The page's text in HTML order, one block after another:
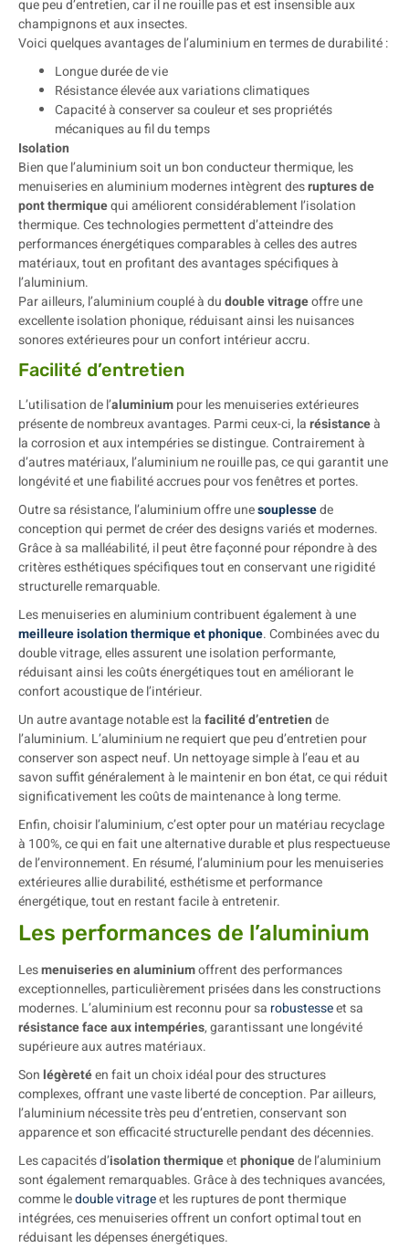
que peu d’entretien, car il ne rouille pas et est insensible aux
champignons et aux insectes.
Voici quelques avantages de l’aluminium en termes de durabilité :
Longue durée de vie
Résistance élevée aux variations climatiques
Capacité à conserver sa couleur et ses propriétés
mécaniques au fil du temps
Isolation
Bien que l’aluminium soit un bon conducteur thermique, les
menuiseries en aluminium modernes intègrent desruptures de
pont thermiquequi améliorent considérablement l’isolation
thermique. Ces technologies permettent d’atteindre des
performances énergétiques comparables à celles des autres
matériaux, tout en profitant des avantages spécifiques à
l’aluminium.
Par ailleurs, l’aluminium couplé à dudouble vitrageoffre une
excellente isolation phonique, réduisant ainsi les nuisances
sonores extérieures pour un confort intérieur accru.
Facilité d’entretien
L’utilisation de l’aluminiumpour les menuiseries extérieures
présente de nombreux avantages. Parmi ceux-ci, larésistanceà
la corrosion et aux intempéries se distingue. Contrairement à
d’autres matériaux, l’aluminium ne rouille pas, ce qui garantit une
longévité et une fiabilité accrues pour vos fenêtres et portes.
Outre sa résistance, l’aluminium offre unesouplessede
conception qui permet de créer des designs variés et modernes.
Grâce à sa malléabilité, il peut être façonné pour répondre à des
critères esthétiques spécifiques tout en conservant une rigidité
structurelle remarquable.
Les menuiseries en aluminium contribuent également à une
meilleure isolation thermique et phonique. Combinées avec du
double vitrage, elles assurent une isolation performante,
réduisant ainsi les coûts énergétiques tout en améliorant le
confort acoustique de l’intérieur.
Un autre avantage notable est lafacilité d’entretiende
l’aluminium. L’aluminium ne requiert que peu d’entretien pour
conserver son aspect neuf. Un nettoyage simple à l’eau et au
savon suffit généralement à le maintenir en bon état, ce qui réduit
significativement les coûts de maintenance à long terme.
Enfin, choisir l’aluminium, c’est opter pour un matériau recyclage
à 100%, ce qui en fait une alternative durable et plus respectueuse
de l’environnement. En résumé, l’aluminium pour les menuiseries
extérieures allie durabilité, esthétisme et performance
énergétique, tout en restant facile à entretenir.
Les performances de l’aluminium
Lesmenuiseries en aluminiumoffrent des performances
exceptionnelles, particulièrement prisées dans les constructions
modernes. L’aluminium est reconnu pour sa robustesseet sa
résistance face aux intempéries, garantissant une longévité
supérieure aux autres matériaux.
Sonlégèretéen fait un choix idéal pour des structures
complexes, offrant une vaste liberté de conception. Par ailleurs,
l’aluminium nécessite très peu d’entretien, conservant son
apparence et son efficacité structurelle pendant des décennies.
Les capacités d’isolation thermiqueetphoniquede l’aluminium
sont également remarquables. Grâce à des techniques avancées,
comme ledouble vitrageet les ruptures de pont thermique
intégrées, ces menuiseries offrent un confort optimal tout en
réduisant les dépenses énergétiques.